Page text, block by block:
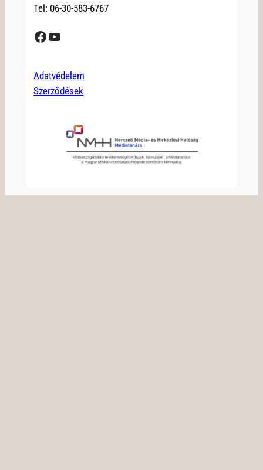
Tel: 06-30-583-6767
Facebook YouTube
Adatvédelem
Szerződések